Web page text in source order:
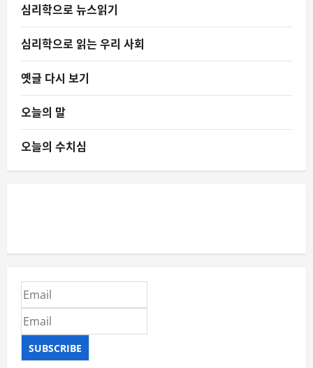
심리학으로 뉴스읽기
심리학으로 읽는 우리 사회
옛글 다시 보기
오늘의 말
오늘의 수치심
SUBSCRIBE